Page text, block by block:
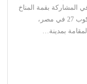
المشاركة بقمة المناخ
كوب 27 في مصر،
بمدينة…